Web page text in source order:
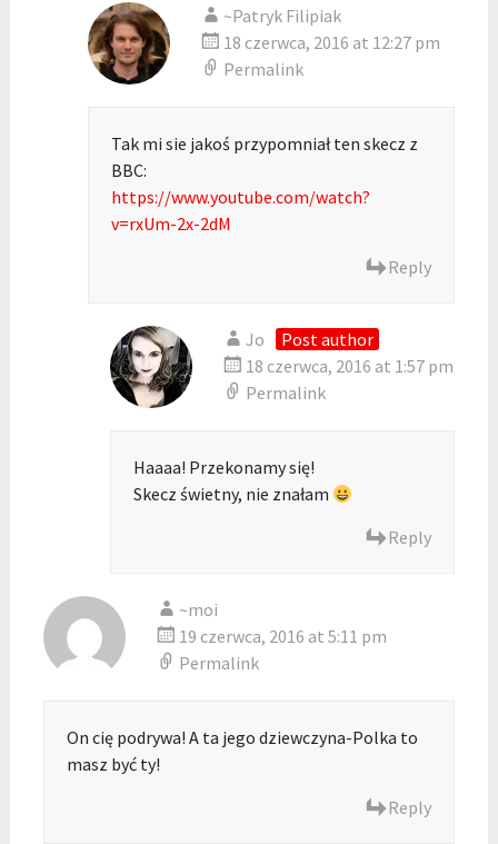
~Patryk Filipiak
18 czerwca, 2016 at 12:27 pm
Permalink
Tak mi sie jakoś przypomniał ten skecz z
BBC:
https://www.youtube.com/watch?
v=rxUm-2x-2dM
Reply
Jo
Post author
18 czerwca, 2016 at 1:57 pm
Permalink
Haaaa! Przekonamy się!
Skecz świetny, nie znałam
Reply
~moi
19 czerwca, 2016 at 5:11 pm
Permalink
On cię podrywa! A ta jego dziewczyna-Polka to
masz być ty!
Reply